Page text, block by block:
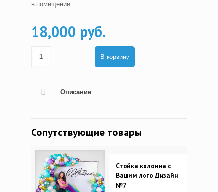
в помещении.
18,000 руб.
В корзину
Описание
Сопутствующие товары
Стойка колонна с
Вашим лого Дизайн
№7